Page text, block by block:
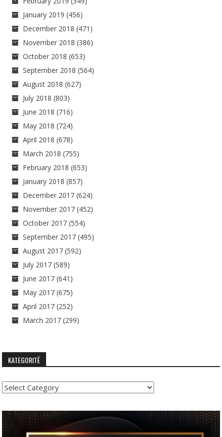
January 2019 (456)
December 2018 (471)
November 2018 (386)
October 2018 (653)
September 2018 (564)
August 2018 (627)
July 2018 (803)
June 2018 (716)
May 2018 (724)
April 2018 (678)
March 2018 (755)
February 2018 (653)
January 2018 (857)
December 2017 (624)
November 2017 (452)
October 2017 (554)
September 2017 (495)
August 2017 (592)
July 2017 (589)
June 2017 (641)
May 2017 (675)
April 2017 (252)
March 2017 (299)
KATEGORITË
Kategoritë